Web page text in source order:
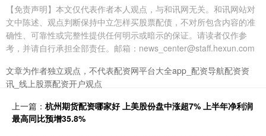
【免责声明】本文仅代表作者本人观点，与和讯网无关。和讯网站对
文中陈述、观点判断保持中立怎样买股票配债，不对所包含内容的准
确性、可靠性或完整性提供任何明示或暗示的保证。请读者仅作参
考，并请自行承担全部责任。邮箱：news_center@staff.hexun.com
文章为作者独立观点，不代表配资网平台大全app_配资导航配资资
讯_线上股票配资开户观点
上一篇： 杭州期货配资哪家好 上美股份盘中涨超7% 上半年净利润
最高同比预增35.8%